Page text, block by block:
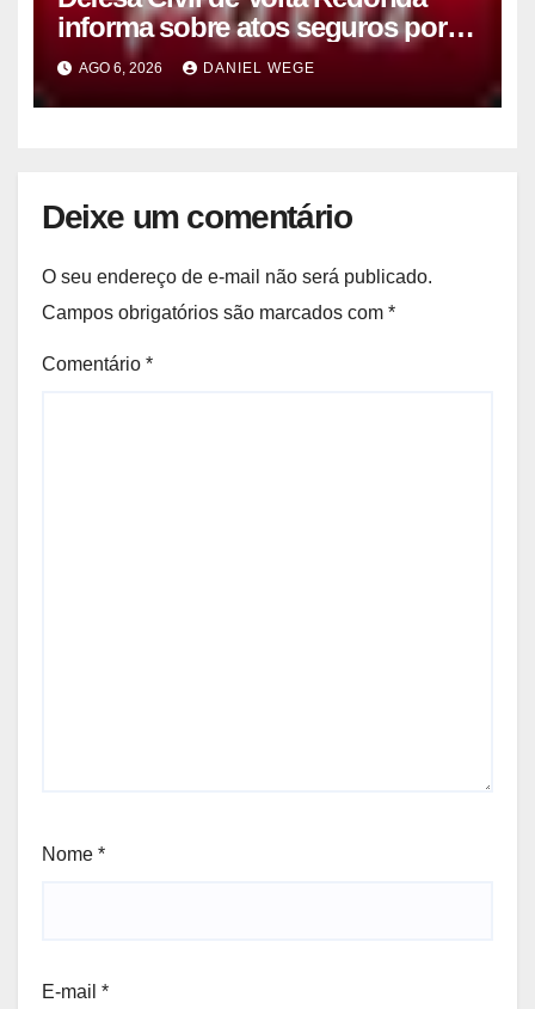
informa sobre atos seguros por
conta de efeitos meteorológicos
previstos até domingo (9)
AGO 6, 2026 DANIEL WEGE
Deixe um comentário
O seu endereço de e-mail não será publicado.
Campos obrigatórios são marcados com *
Comentário *
Nome *
E-mail *